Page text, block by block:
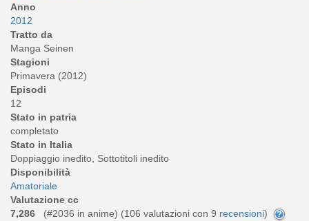
Anno
2012
Tratto da
Manga Seinen
Stagioni
Primavera (2012)
Episodi
12
Stato in patria
completato
Stato in Italia
Doppiaggio inedito, Sottotitoli inedito
Disponibilità
Amatoriale
Valutazione cc
7,286
(#2036 in anime) (106 valutazioni con 9 recensioni)